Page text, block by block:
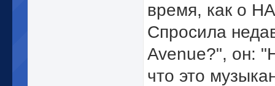
время, как о
Спросила
Avenue?", он:
что это